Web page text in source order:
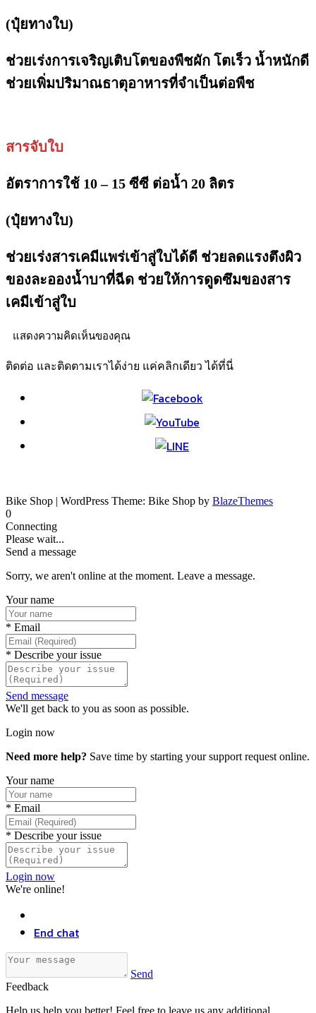
(ปุ๋ยทางใบ)
ช่วยเร่งการเจริญเติบโตของพืชผัก โตเร็ว น้ำหนักดี
ช่วยเพิ่มปริมาณธาตุอาหารที่จำเป็นต่อพืช
สารจับใบ
อัตราการใช้ 10 – 15 ซีซี ต่อน้ำ 20 ลิตร
(ปุ๋ยทางใบ)
ช่วยเร่งสารเคมีแพร่เข้าสู่ใบได้ดี ช่วยลดแรงตึงผิว
ของละอองน้ำบาที่ฉีด ช่วยให้การดูดซึมของสาร
เคมีเข้าสู่ใบ
แสดงความคิดเห็นของคุณ
ติดต่อ และติดตามเราได้ง่าย แค่คลิกเดียว ได้ที่นี่
Bike Shop | WordPress Theme: Bike Shop by BlazeThemes
0
Connecting
Please wait...
Send a message
Sorry, we aren't online at the moment. Leave a message.
Your name
* Email
* Describe your issue
Send message
We'll get back to you as soon as possible.
Login now
Need more help? Save time by starting your support request online.
Your name
* Email
* Describe your issue
Login now
We're online!
End chat
Send
Feedback
Help us help you better! Feel free to leave us any additional